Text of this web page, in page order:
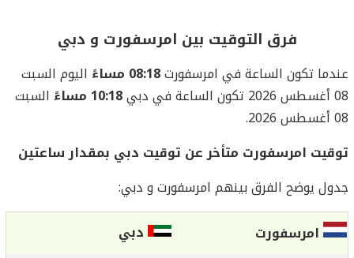
فرق التوقيت بين امرسفورت و دبي
عندما تكون الساعة في امرسفورت08:18 مساءً
اليوم السبت
08 أغسطس 2026 تكون الساعة في دبي
10:18 مساءً
السبت
08 أغسطس 2026.
توقيت امرسفورت متأخر عن توقيت دبي بمقدار ساعتين
جدول يوضح الفرق بينهم امرسفورت و دبي:
امرسفورت
دبي